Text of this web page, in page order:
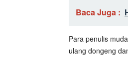
Baca Juga :
Para penulis
ulang dongeng